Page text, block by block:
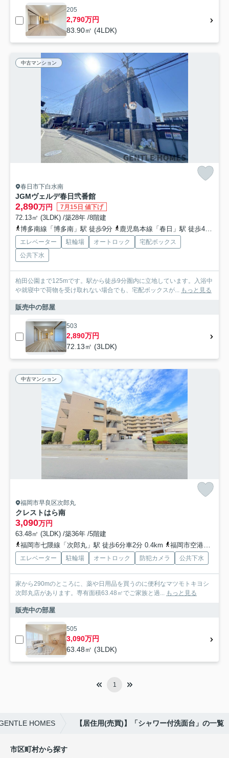
205
2,790万円
83.90㎡ (4LDK)
中古マンション
春日市下白水南
JGMヴェルデ春日弐番館
2,890万円 7月15日 値下げ
72.13㎡ (3LDK) /築28年 /8階建
博多南線「博多南」駅 徒歩9分
鹿児島本線「春日」駅 徒歩48分
エレベーター 駐輪場 オートロック
宅配ボックス
公共下水
柏田公園まで125mです。駅から徒歩9分圏内に立地しています。入浴中
や就寝中で荷物を受け取れない場合でも、宅配ボックスが... もっと見る
販売中の部屋
503
2,890万円
72.13㎡ (3LDK)
中古マンション
福岡市早良区次郎丸
クレストはら南
3,090万円
63.48㎡ (3LDK) /築36年 /5階建
福岡市七隈線「次郎丸」駅 徒歩6分車2分 0.4km
福岡市空港線「藤崎」駅 徒歩13分車12分 3.4km
エレベーター 駐輪場 オートロック 防犯カメラ 公共下水
家から290mのところに、薬や日用品を買うのに便利なマツモトキヨシ
次郎丸店があります。専有面積63.48㎡でご家族と過... もっと見る
販売中の部屋
505
3,090万円
63.48㎡ (3LDK)
1
HOMES 【居住用(売買)】「シャワー付洗面台」の一覧
市区町村から探す